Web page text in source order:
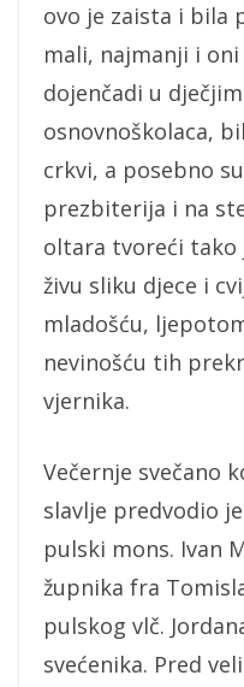
ovo je zaista i bila
mali, najmanji i
dojenčadi u
osnovnoškolaca,
crkvi, a posebno
prezbiterija i na
oltara tvoreći tako
živu sliku djece i
mladošću,
nevinošću tih
vjernika.
Večernje svečano
slavlje predvodio
pulski mons. Ivan
župnika fra
pulskog vlč.
svećenika. Pred